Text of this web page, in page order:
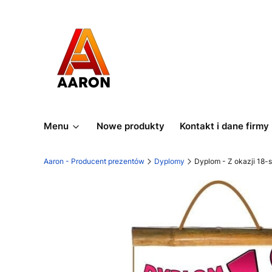
Menu Nowe produkty Kontakt i dane firmy
Aaron - Producent prezentów Dyplomy Dyplom - Z okazji 18-